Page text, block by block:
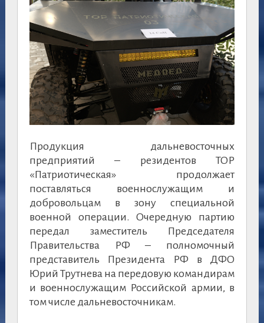
Продукция дальневосточных
предприятий – резидентов ТОР
«Патриотическая» продолжает
поставляться военнослужащим и
добровольцам в зону специальной
военной операции. Очередную партию
передал заместитель Председателя
Правительства РФ – полномочный
представитель Президента РФ в ДФО
Юрий Трутнева на передовую командирам
и военнослужащим Российской армии, в
том числе дальневосточникам.